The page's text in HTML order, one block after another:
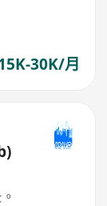
30K/月